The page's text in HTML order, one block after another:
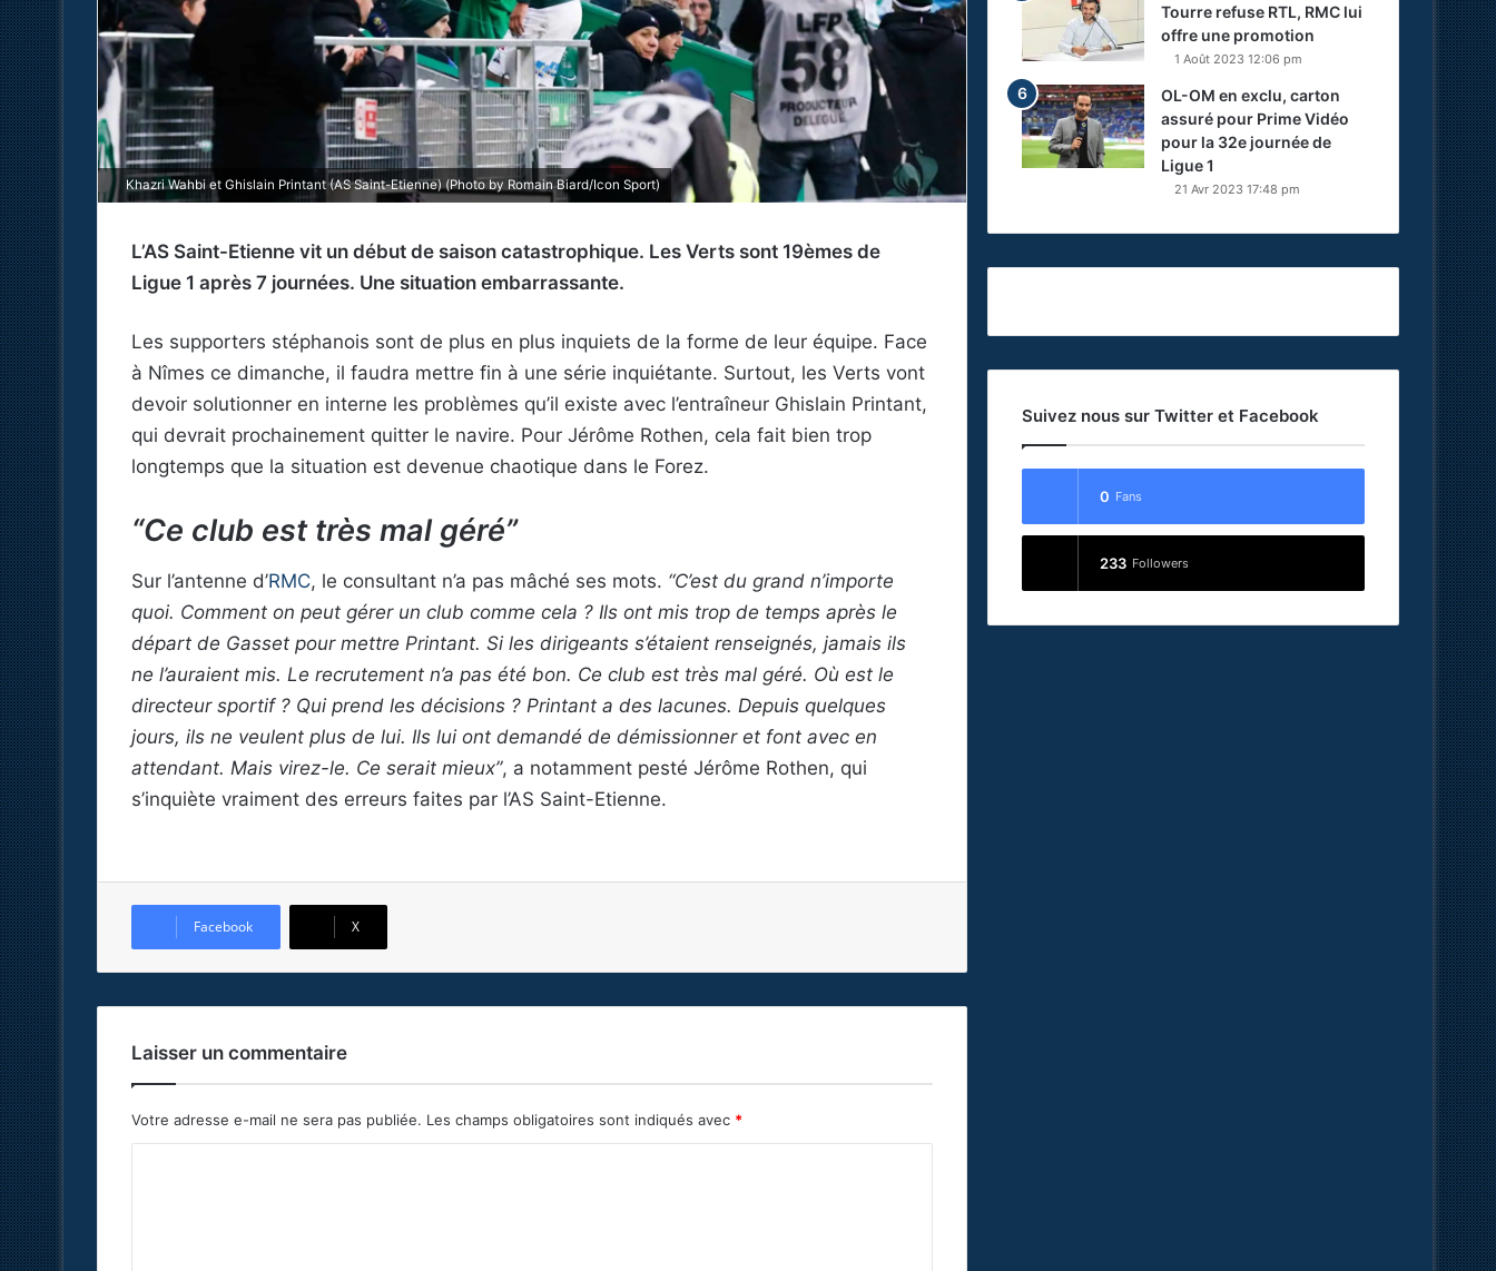
Khazri Wahbi et Ghislain Printant (AS Saint-Etienne) (Photo by Romain Biard/Icon Sport)
L’AS Saint-Etienne vit un début de saison catastrophique. Les Verts sont 19èmes de
Ligue 1 après 7 journées. Une situation embarrassante.
Les supporters stéphanois sont de plus en plus inquiets de la forme de leur équipe. Face
à Nîmes ce dimanche, il faudra mettre fin à une série inquiétante. Surtout, les Verts vont
devoir solutionner en interne les problèmes qu’il existe avec l’entraîneur Ghislain Printant,
qui devrait prochainement quitter le navire. Pour Jérôme Rothen, cela fait bien trop
longtemps que la situation est devenue chaotique dans le Forez.
“Ce club est très mal géré”
Sur l’antenne d’RMC, le consultant n’a pas mâché ses mots. “C’est du grand n’importe
quoi. Comment on peut gérer un club comme cela ? Ils ont mis trop de temps après le
départ de Gasset pour mettre Printant. Si les dirigeants s’étaient renseignés, jamais ils
ne l’auraient mis. Le recrutement n’a pas été bon. Ce club est très mal géré. Où est le
directeur sportif ? Qui prend les décisions ? Printant a des lacunes. Depuis quelques
jours, ils ne veulent plus de lui. Ils lui ont demandé de démissionner et font avec en
attendant. Mais virez-le. Ce serait mieux”, a notamment pesté Jérôme Rothen, qui
s’inquiète vraiment des erreurs faites par l’AS Saint-Etienne.
Facebook X
Laisser un commentaire
Votre adresse e-mail ne sera pas publiée. Les champs obligatoires sont indiqués avec *
Tourre refuse RTL, RMC lui
offre une promotion
1 Août 2023 12:06 pm
OL-OM en exclu, carton
assuré pour Prime Vidéo
pour la 32e journée de
Ligue 1
21 Avr 2023 17:48 pm
Suivez nous sur Twitter et Facebook
0 Fans
233 Followers